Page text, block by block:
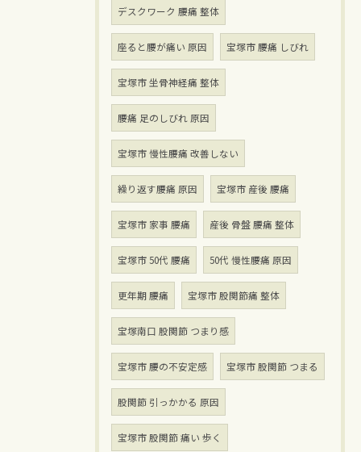
デスクワーク 腰痛 整体
座ると腰が痛い 原因 宝塚市 腰痛 しびれ
宝塚市 坐骨神経痛 整体
腰痛 足のしびれ 原因
宝塚市 慢性腰痛 改善しない
繰り返す腰痛 原因 宝塚市 産後 腰痛
宝塚市 家事 腰痛 産後 骨盤 腰痛 整体
宝塚市 50代 腰痛 50代 慢性腰痛 原因
更年期 腰痛 宝塚市 股関節痛 整体
宝塚南口 股関節 つまり感
宝塚市 腰の不安定感 宝塚市 股関節 つまる
股関節 引っかかる 原因
宝塚市 股関節 痛い 歩く